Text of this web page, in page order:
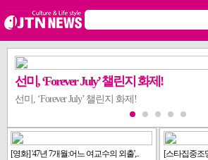
선미, ‘Forever July’ 챌린지 화제!
선미, ‘Forever July’ 챌린지 화제!
[영화] '47년 7개월:어느 여교수의 외출',..
[스타집중조